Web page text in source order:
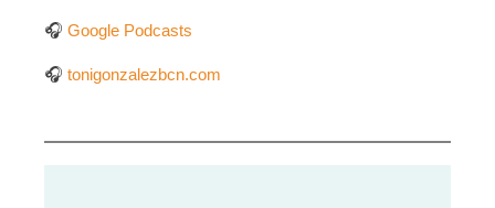
🎧 Google Podcasts
🎧 tonigonzalezbcn.com